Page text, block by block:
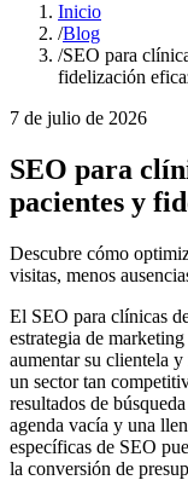
Inicio
/Blog
/SEO para
fidelización
7 de julio de 2026
SEO para
pacientes y
Descubre cómo
visitas, menos
El SEO para clínicas
estrategia de
aumentar su clientela
un sector tan
resultados de
agenda vacía y una
específicas de SEO
la conversión de